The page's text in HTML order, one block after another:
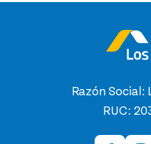
Razón Social:
RUC: